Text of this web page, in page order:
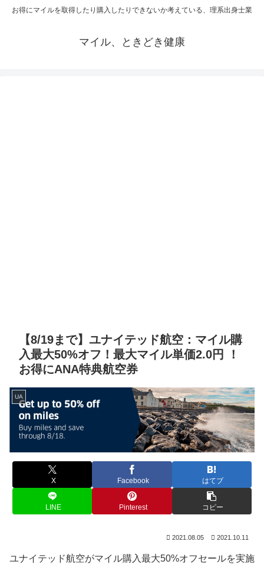
お得にマイルを取得したり購入したりできないか考えている、理系出身士業
マイル、ときどき健康
【8/19まで】ユナイテッド航空：マイル購
入最大50%オフ！最大マイル単価2.0円 ！
お得にANA特典航空券
UA
X Facebook はてブ
LINE Pinterest コピー
2021.08.05 2021.10.11
ユナイテッド航空がマイル購入最大50%オフセールを実施